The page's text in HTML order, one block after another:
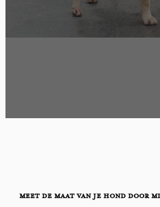
Meet de maat van je hond door